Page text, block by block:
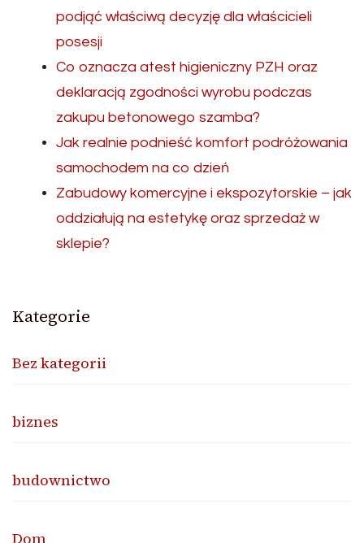
podjąć właściwą decyzję dla właścicieli
posesji
Co oznacza atest higieniczny PZH oraz
deklaracją zgodności wyrobu podczas
zakupu betonowego szamba?
Jak realnie podnieść komfort podróżowania
samochodem na co dzień
Zabudowy komercyjne i ekspozytorskie – jak
oddziałują na estetykę oraz sprzedaż w
sklepie?
Kategorie
Bez kategorii
biznes
budownictwo
Dom